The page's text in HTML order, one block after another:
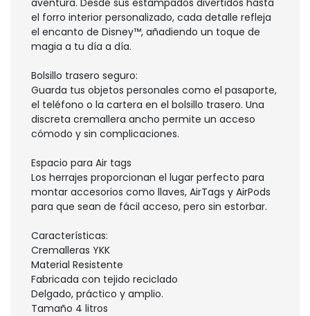
aventura. Desde sus estampados divertidos hasta
el forro interior personalizado, cada detalle refleja
el encanto de Disney™, añadiendo un toque de
magia a tu día a día.
Bolsillo trasero seguro:
Guarda tus objetos personales como el pasaporte,
el teléfono o la cartera en el bolsillo trasero. Una
discreta cremallera ancho permite un acceso
cómodo y sin complicaciones.
Espacio para Air tags
Los herrajes proporcionan el lugar perfecto para
montar accesorios como llaves, AirTags y AirPods
para que sean de fácil acceso, pero sin estorbar.
Características:
Cremalleras YKK
Material Resistente
Fabricada con tejido reciclado
Delgado, práctico y amplio.
Tamaño 4 litros